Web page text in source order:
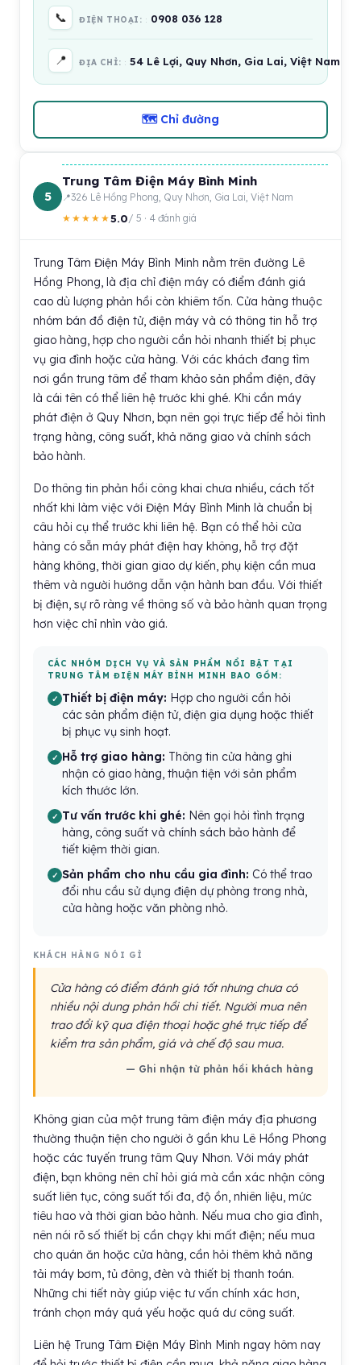
📞 ĐIỆN THOẠI: 0908 036 128
📍 ĐỊA CHỈ: 54 Lê Lợi, Quy Nhơn, Gia Lai, Việt Nam
🗺 Chỉ đường
5
Trung Tâm Điện Máy Bình Minh
326 Lê Hồng Phong, Quy Nhơn, Gia Lai, Việt Nam
★★★★★5.0/ 5 · 4 đánh giá
Trung Tâm Điện Máy Bình Minh nằm trên đường Lê
Hồng Phong, là địa chỉ điện máy có điểm đánh giá
cao dù lượng phản hồi còn khiêm tốn. Cửa hàng thuộc
nhóm bán đồ điện tử, điện máy và có thông tin hỗ trợ
giao hàng, hợp cho người cần hỏi nhanh thiết bị phục
vụ gia đình hoặc cửa hàng. Với các khách đang tìm
nơi gần trung tâm để tham khảo sản phẩm điện, đây
là cái tên có thể liên hệ trước khi ghé. Khi cần máy
phát điện ở Quy Nhơn, bạn nên gọi trực tiếp để hỏi tình
trạng hàng, công suất, khả năng giao và chính sách
bảo hành.
Do thông tin phản hồi công khai chưa nhiều, cách tốt
nhất khi làm việc với Điện Máy Bình Minh là chuẩn bị
câu hỏi cụ thể trước khi liên hệ. Bạn có thể hỏi cửa
hàng có sẵn máy phát điện hay không, hỗ trợ đặt
hàng không, thời gian giao dự kiến, phụ kiện cần mua
thêm và người hướng dẫn vận hành ban đầu. Với thiết
bị điện, sự rõ ràng về thông số và bảo hành quan trọng
hơn việc chỉ nhìn vào giá.
CÁC NHÓM DỊCH VỤ VÀ SẢN PHẨM NỔI BẬT TẠI
TRUNG TÂM ĐIỆN MÁY BÌNH MINH BAO GỒM:
Thiết bị điện máy: Hợp cho người cần hỏi
các sản phẩm điện tử, điện gia dụng hoặc thiết
bị phục vụ sinh hoạt.
Hỗ trợ giao hàng: Thông tin cửa hàng ghi
nhận có giao hàng, thuận tiện với sản phẩm
kích thước lớn.
Tư vấn trước khi ghé: Nên gọi hỏi tình trạng
hàng, công suất và chính sách bảo hành để
tiết kiệm thời gian.
Sản phẩm cho nhu cầu gia đình: Có thể trao
đổi nhu cầu sử dụng điện dự phòng trong nhà,
cửa hàng hoặc văn phòng nhỏ.
KHÁCH HÀNG NÓI GÌ
Cửa hàng có điểm đánh giá tốt nhưng chưa có
nhiều nội dung phản hồi chi tiết. Người mua nên
trao đổi kỹ qua điện thoại hoặc ghé trực tiếp để
kiểm tra sản phẩm, giá và chế độ sau mua.
— Ghi nhận từ phản hồi khách hàng
Không gian của một trung tâm điện máy địa phương
thường thuận tiện cho người ở gần khu Lê Hồng Phong
hoặc các tuyến trung tâm Quy Nhơn. Với máy phát
điện, bạn không nên chỉ hỏi giá mà cần xác nhận công
suất liên tục, công suất tối đa, độ ồn, nhiên liệu, mức
tiêu hao và thời gian bảo hành. Nếu mua cho gia đình,
nên nói rõ số thiết bị cần chạy khi mất điện; nếu mua
cho quán ăn hoặc cửa hàng, cần hỏi thêm khả năng
tải máy bơm, tủ đông, đèn và thiết bị thanh toán.
Những chi tiết này giúp việc tư vấn chính xác hơn,
tránh chọn máy quá yếu hoặc quá dư công suất.
Liên hệ Trung Tâm Điện Máy Bình Minh ngay hôm nay